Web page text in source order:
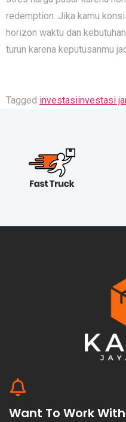
redemption. Jika kamu
horizon waktu dan
turun karena keputusanmu
Tagged investasiinvestasi
Want To Work With